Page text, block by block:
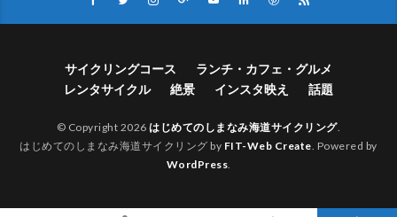
サイクリングコース
ランチ・カフェ・グルメ
レンタサイクル
絶景 インスタ映え 話題
© Copyright 2026はじめてのしまなみ海道サイクリング.
はじめてのしまなみ海道サイクリング by FIT-Web Create . Powered by
WordPress